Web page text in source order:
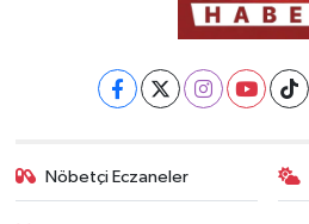
Nöbetçi Eczaneler